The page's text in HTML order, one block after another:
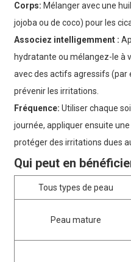
Corps: Mélanger avec une
jojoba ou de coco) pour les
Associez intelligemment :
hydratante ou mélangez-le à
avec des actifs agressifs (par
prévenir les irritations.
Fréquence: Utiliser chaque
journée, appliquer ensuite
protéger des irritations dues
Qui peut en
Tous types de peau
Peau mature